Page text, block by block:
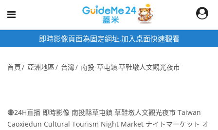
即時影像頁面為固定網址,加入桌面快速觀看
首頁 亞洲地區 台灣 南投-草屯鎮,草鞋墩人文觀光夜市
🔴24H直播 即時影像 南投縣草屯鎮 草鞋墩人文觀光夜市 Taiwan
Caoxiedun Cultural Tourism Night Market ナイトマーケット オ